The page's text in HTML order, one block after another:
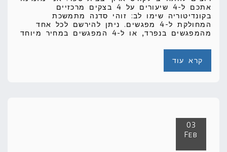
מתוך 4)
לאנשים שרוצים ללמוד קונדיטוריה לעומק, אבל לא
רוצים להתחייב לקורס ארוך בבית-ספר. אני מזמינה
קרא עוד